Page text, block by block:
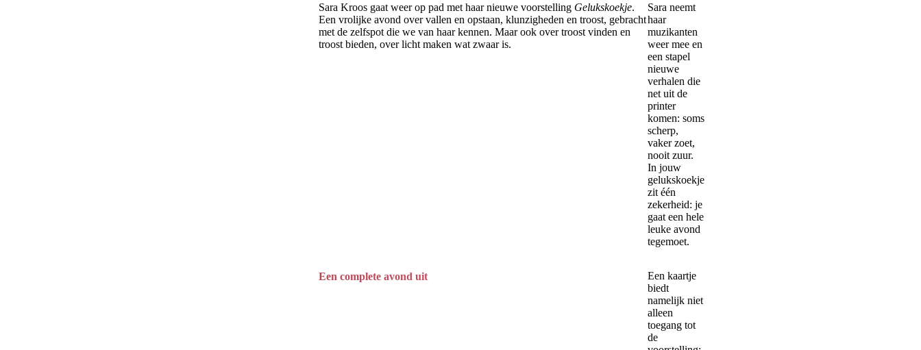
Sara Kroos gaat weer op pad met haar nieuwe voorstelling Gelukskoekje.
Een vrolijke avond over vallen en opstaan, klunzigheden en troost, gebracht
met de zelfspot die we van haar kennen. Maar ook over troost vinden en
troost bieden, over licht maken wat zwaar is.
Sara neemt
haar
muzikanten
weer mee en
een stapel
nieuwe
verhalen die
net uit de
printer
komen: soms
scherp,
vaker zoet,
nooit zuur.
In jouw
gelukskoekje
zit één
zekerheid: je
gaat een hele
leuke avond
tegemoet.
Een complete avond uit
Een kaartje
biedt
namelijk niet
alleen
toegang tot
de